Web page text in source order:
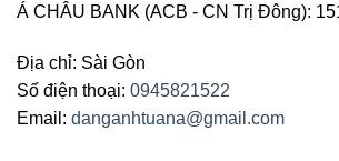
Á CHÂU BANK (ACB - CN Trị Đông):
Địa chỉ: Sài Gòn
Số điện thoại: 0945821522
Email: danganhtuana@gmail.com